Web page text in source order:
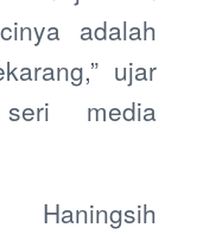
adalah
ujar
media